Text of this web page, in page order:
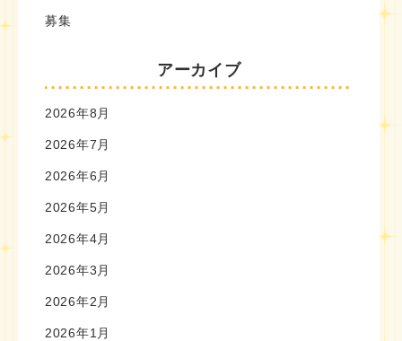
募集
アーカイブ
2026年8月
2026年7月
2026年6月
2026年5月
2026年4月
2026年3月
2026年2月
2026年1月